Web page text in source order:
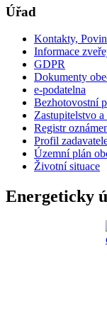
Úřad
Kontakty,
Informace
GDPR
Dokumenty
e-podatelna
Bezhotovostní
Zastupitelstvo a
Registr
Profil
Územní plán
Životní situace
Energeticky